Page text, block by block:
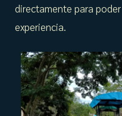
directamente para
experiencia.